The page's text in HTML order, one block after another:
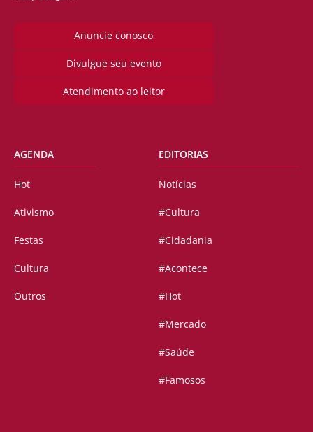
Anuncie conosco
Divulgue seu evento
Atendimento ao leitor
AGENDA
Hot
Ativismo
Festas
Cultura
Outros
EDITORIAS
Notícias
#Cultura
#Cidadania
#Acontece
#Hot
#Mercado
#Saúde
#Famosos